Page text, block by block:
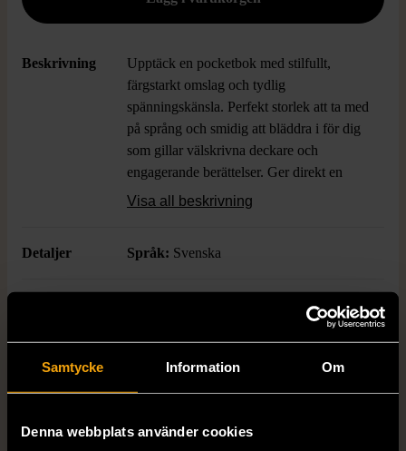
Samtycke Information Om
Denna webbplats använder cookies
Beskrivning
Upptäck en pocketbok med stilfullt,
färgstarkt omslag och tydlig
spänningskänsla. Perfekt storlek att ta med
på språng och smidig att bläddra i för dig
som gillar välskrivna deckare och
engagerande berättelser. Ger direkt en
modern och inbjudande känsla – perfekt
Visa all beskrivning
Detaljer Språk: Svenska